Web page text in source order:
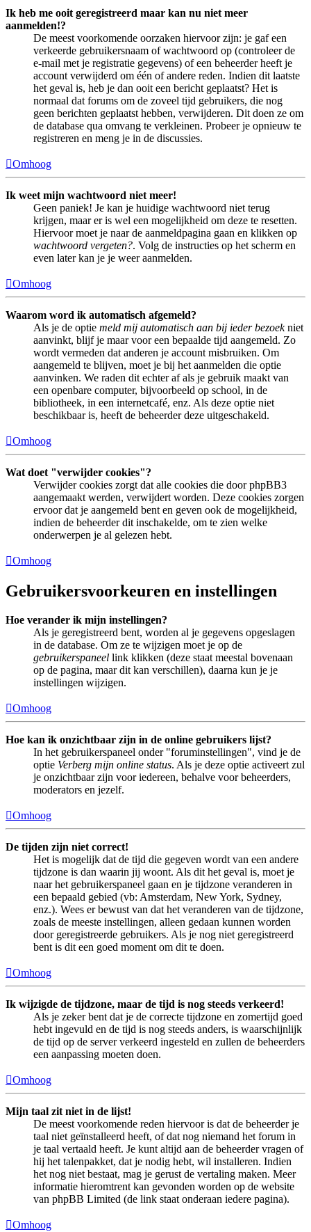
Ik heb me ooit geregistreerd maar kan nu niet meer
aanmelden!?
De meest voorkomende oorzaken hiervoor zijn: je gaf een
verkeerde gebruikersnaam of wachtwoord op (controleer de
e-mail met je registratie gegevens) of een beheerder heeft je
account verwijderd om één of andere reden. Indien dit laatste
het geval is, heb je dan ooit een bericht geplaatst? Het is
normaal dat forums om de zoveel tijd gebruikers, die nog
geen berichten geplaatst hebben, verwijderen. Dit doen ze om
de database qua omvang te verkleinen. Probeer je opnieuw te
registreren en meng je in de discussies.
Omhoog
Ik weet mijn wachtwoord niet meer!
Geen paniek! Je kan je huidige wachtwoord niet terug
krijgen, maar er is wel een mogelijkheid om deze te resetten.
Hiervoor moet je naar de aanmeldpagina gaan en klikken op
wachtwoord vergeten?. Volg de instructies op het scherm en
even later kan je je weer aanmelden.
Omhoog
Waarom word ik automatisch afgemeld?
Als je de optie meld mij automatisch aan bij ieder bezoekniet
aanvinkt, blijf je maar voor een bepaalde tijd aangemeld. Zo
wordt vermeden dat anderen je account misbruiken. Om
aangemeld te blijven, moet je bij het aanmelden die optie
aanvinken. We raden dit echter af als je gebruik maakt van
een openbare computer, bijvoorbeeld op school, in de
bibliotheek, in een internetcafé, enz. Als deze optie niet
beschikbaar is, heeft de beheerder deze uitgeschakeld.
Omhoog
Wat doet "verwijder cookies"?
Verwijder cookies zorgt dat alle cookies die door phpBB3
aangemaakt werden, verwijdert worden. Deze cookies zorgen
ervoor dat je aangemeld bent en geven ook de mogelijkheid,
indien de beheerder dit inschakelde, om te zien welke
onderwerpen je al gelezen hebt.
Omhoog
Gebruikersvoorkeuren en instellingen
Hoe verander ik mijn instellingen?
Als je geregistreerd bent, worden al je gegevens opgeslagen
in de database. Om ze te wijzigen moet je op de
gebruikerspaneel link klikken (deze staat meestal bovenaan
op de pagina, maar dit kan verschillen), daarna kun je je
instellingen wijzigen.
Omhoog
Hoe kan ik onzichtbaar zijn in de online gebruikers lijst?
In het gebruikerspaneel onder "foruminstellingen", vind je de
optie Verberg mijn online status. Als je deze optie activeert zul
je onzichtbaar zijn voor iedereen, behalve voor beheerders,
moderators en jezelf.
Omhoog
De tijden zijn niet correct!
Het is mogelijk dat de tijd die gegeven wordt van een andere
tijdzone is dan waarin jij woont. Als dit het geval is, moet je
naar het gebruikerspaneel gaan en je tijdzone veranderen in
een bepaald gebied (vb: Amsterdam, New York, Sydney,
enz.). Wees er bewust van dat het veranderen van de tijdzone,
zoals de meeste instellingen, alleen gedaan kunnen worden
door geregistreerde gebruikers. Als je nog niet geregistreerd
bent is dit een goed moment om dit te doen.
Omhoog
Ik wijzigde de tijdzone, maar de tijd is nog steeds verkeerd!
Als je zeker bent dat je de correcte tijdzone en zomertijd goed
hebt ingevuld en de tijd is nog steeds anders, is waarschijnlijk
de tijd op de server verkeerd ingesteld en zullen de beheerders
een aanpassing moeten doen.
Omhoog
Mijn taal zit niet in de lijst!
De meest voorkomende reden hiervoor is dat de beheerder je
taal niet geïnstalleerd heeft, of dat nog niemand het forum in
je taal vertaald heeft. Je kunt altijd aan de beheerder vragen of
hij het talenpakket, dat je nodig hebt, wil installeren. Indien
het nog niet bestaat, mag je gerust de vertaling maken. Meer
informatie hieromtrent kan gevonden worden op de website
van phpBB Limited (de link staat onderaan iedere pagina).
Omhoog